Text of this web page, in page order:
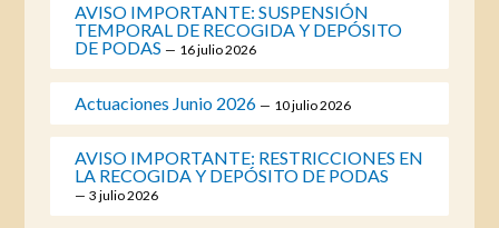
AVISO IMPORTANTE: SUSPENSIÓN
TEMPORAL DE RECOGIDA Y DEPÓSITO
DE PODAS
16 julio 2026
Actuaciones Junio 2026 10 julio 2026
AVISO IMPORTANTE: RESTRICCIONES EN
LA RECOGIDA Y DEPÓSITO DE PODAS
3 julio 2026